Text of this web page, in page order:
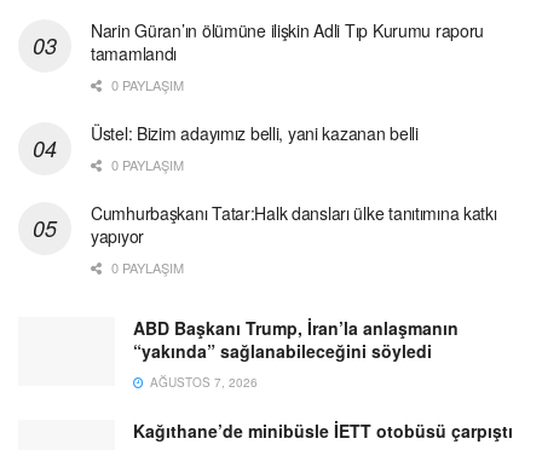
Narin Güran’ın ölümüne ilişkin Adli Tıp Kurumu raporu
tamamlandı
0 PAYLAŞIM
Üstel: Bizim adayımız belli, yani kazanan belli
0 PAYLAŞIM
Cumhurbaşkanı Tatar:Halk dansları ülke tanıtımına katkı
yapıyor
0 PAYLAŞIM
ABD Başkanı Trump, İran’la anlaşmanın
“yakında” sağlanabileceğini söyledi
AĞUSTOS 7, 2026
Kağıthane’de minibüsle İETT otobüsü çarpıştı